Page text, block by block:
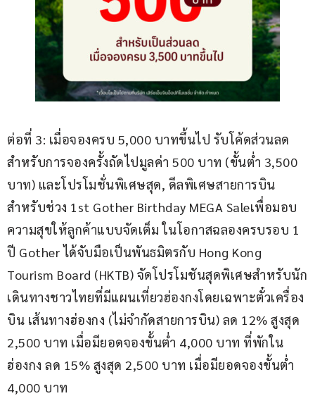
ต่อที่ 3: เมื่อจองครบ 5,000 บาทขึ้นไป รับโค้ดส่วนลด
สำหรับการจองครั้งถัดไปมูลค่า 500 บาท (ขั้นต่ำ 3,500
บาท) และโปรโมชั่นพิเศษสุด, ดีลพิเศษสายการบิน
สำหรับช่วง 1st Gother Birthday MEGA Saleเพื่อมอบ
ความสุขให้ลูกค้าแบบจัดเต็ม ในโอกาสฉลองครบรอบ 1
ปี Gother ได้จับมือเป็นพันธมิตรกับ Hong Kong
Tourism Board (HKTB) จัดโปรโมชันสุดพิเศษสำหรับนัก
เดินทางชาวไทยที่มีแผนเที่ยวฮ่องกงโดยเฉพาะตั๋วเครื่อง
บิน เส้นทางฮ่องกง (ไม่จำกัดสายการบิน) ลด 12% สูงสุด
2,500 บาท เมื่อมียอดจองขั้นต่ำ 4,000 บาท ที่พักใน
ฮ่องกง ลด 15% สูงสุด 2,500 บาท เมื่อมียอดจองขั้นต่ำ
4,000 บาท